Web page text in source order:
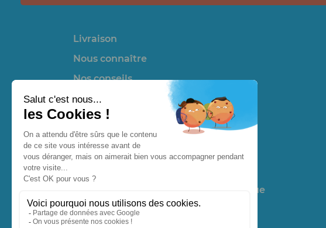
Livraison
Nous connaître
Nos conseils
Nos partenaires et liens utiles
Promotions
Nouveaux produits
Actualités
la vie de la boutique
Retrouvez